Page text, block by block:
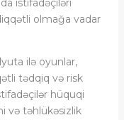
istifadəçiləri
olmağa vadar
ilə oyunlar,
tədqiq və risk
hüquqi
və təhlükəsizlik